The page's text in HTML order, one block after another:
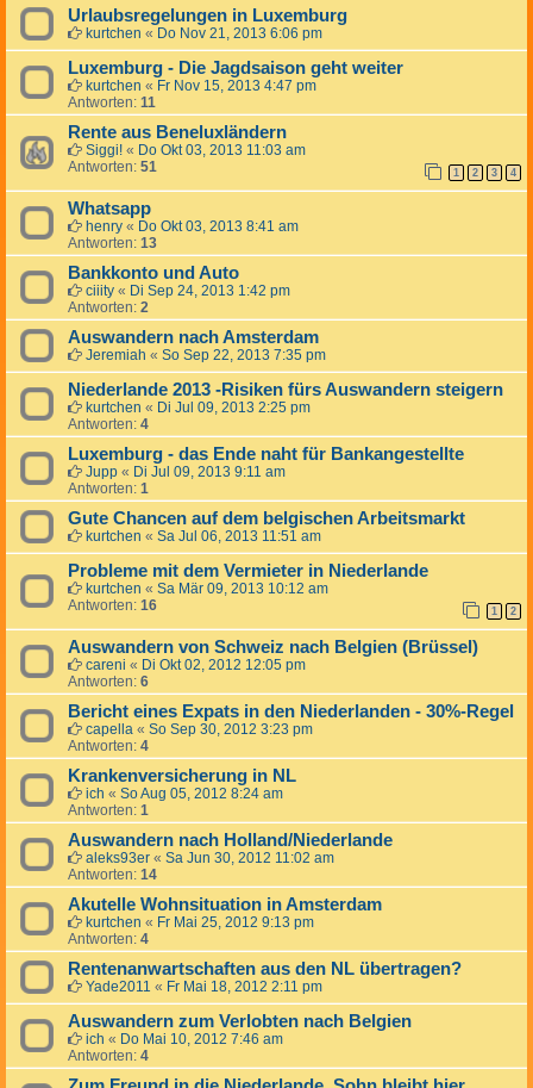
Urlaubsregelungen in Luxemburg
kurtchen « Do Nov 21, 2013 6:06 pm
Luxemburg - Die Jagdsaison geht weiter
kurtchen « Fr Nov 15, 2013 4:47 pm
Antworten: 11
Rente aus Beneluxländern
Siggi! « Do Okt 03, 2013 11:03 am
Antworten: 51 1 2 3 4
Whatsapp
henry « Do Okt 03, 2013 8:41 am
Antworten: 13
Bankkonto und Auto
ciiity « Di Sep 24, 2013 1:42 pm
Antworten: 2
Auswandern nach Amsterdam
Jeremiah « So Sep 22, 2013 7:35 pm
Niederlande 2013 -Risiken fürs Auswandern steigern
kurtchen « Di Jul 09, 2013 2:25 pm
Antworten: 4
Luxemburg - das Ende naht für Bankangestellte
Jupp « Di Jul 09, 2013 9:11 am
Antworten: 1
Gute Chancen auf dem belgischen Arbeitsmarkt
kurtchen « Sa Jul 06, 2013 11:51 am
Probleme mit dem Vermieter in Niederlande
kurtchen « Sa Mär 09, 2013 10:12 am
Antworten: 16 1 2
Auswandern von Schweiz nach Belgien (Brüssel)
careni « Di Okt 02, 2012 12:05 pm
Antworten: 6
Bericht eines Expats in den Niederlanden - 30%-Regel
capella « So Sep 30, 2012 3:23 pm
Antworten: 4
Krankenversicherung in NL
ich « So Aug 05, 2012 8:24 am
Antworten: 1
Auswandern nach Holland/Niederlande
aleks93er « Sa Jun 30, 2012 11:02 am
Antworten: 14
Akutelle Wohnsituation in Amsterdam
kurtchen « Fr Mai 25, 2012 9:13 pm
Antworten: 4
Rentenanwartschaften aus den NL übertragen?
Yade2011 « Fr Mai 18, 2012 2:11 pm
Auswandern zum Verlobten nach Belgien
ich « Do Mai 10, 2012 7:46 am
Antworten: 4